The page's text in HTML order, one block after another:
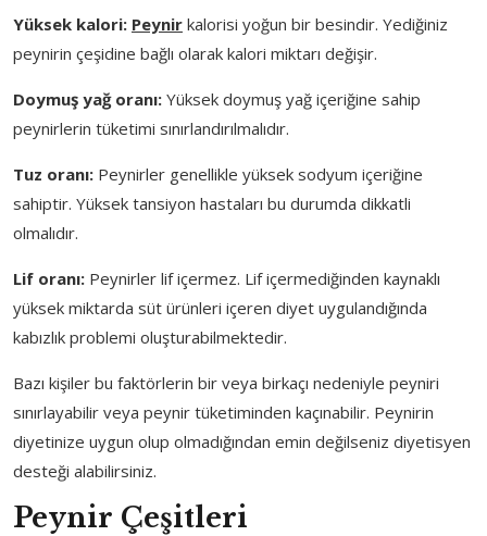
Yüksek kalori: Peynir kalorisi yoğun bir besindir. Yediğiniz
peynirin çeşidine bağlı olarak kalori miktarı değişir.
Doymuş yağ oranı: Yüksek doymuş yağ içeriğine sahip
peynirlerin tüketimi sınırlandırılmalıdır.
Tuz oranı: Peynirler genellikle yüksek sodyum içeriğine
sahiptir. Yüksek tansiyon hastaları bu durumda dikkatli
olmalıdır.
Lif oranı: Peynirler lif içermez. Lif içermediğinden kaynaklı
yüksek miktarda süt ürünleri içeren diyet uygulandığında
kabızlık problemi oluşturabilmektedir.
Bazı kişiler bu faktörlerin bir veya birkaçı nedeniyle peyniri
sınırlayabilir veya peynir tüketiminden kaçınabilir. Peynirin
diyetinize uygun olup olmadığından emin değilseniz diyetisyen
desteği alabilirsiniz.
Peynir Çeşitleri